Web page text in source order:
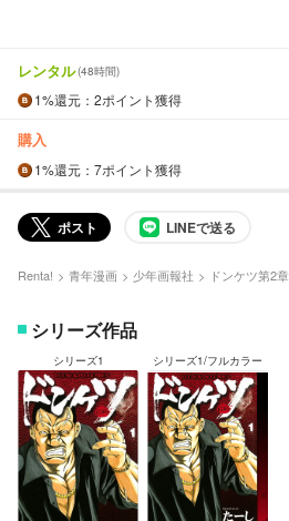
レンタル(48時間)
1%還元 ：2ポイント獲得
購入
1%還元 ：7ポイント獲得
ポスト LINEで送る
Renta! 青年漫画 少年画報社 ドンケツ第2章
シリーズ作品
シリーズ1 シリーズ1/フルカラー